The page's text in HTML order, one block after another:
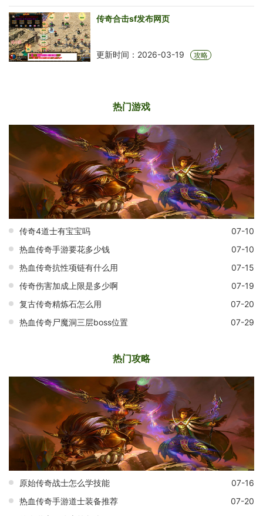
传奇合击sf发布网页
更新时间：2026-03-19 攻略
热门游戏
传奇4道士有宝宝吗
07-10
热血传奇手游要花多少钱
07-10
热血传奇抗性项链有什么用
07-15
传奇伤害加成上限是多少啊
07-19
复古传奇精炼石怎么用
07-20
热血传奇尸魔洞三层boss位置
07-29
热门攻略
原始传奇战士怎么学技能
07-16
热血传奇手游道士装备推荐
07-20